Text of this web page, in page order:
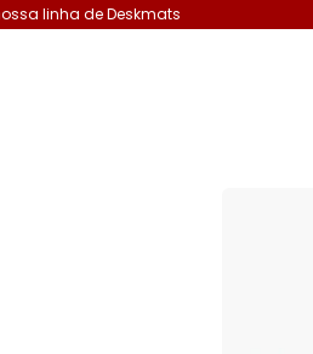
linha de Deskmats